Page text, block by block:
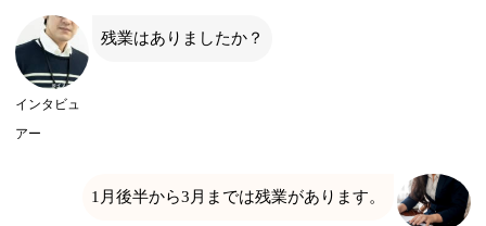
インタビュ
アー
残業はありましたか？
1月後半から3月までは残業があります。